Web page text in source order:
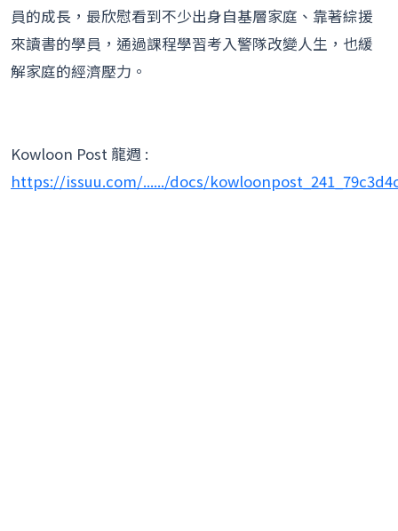
員的成長，最欣慰看到不少出身自基層家庭、靠著綜援
來讀書的學員，通過課程學習考入警隊改變人生，也緩
解家庭的經濟壓力。
Kowloon Post 龍週 :
https://issuu.com/....../docs/